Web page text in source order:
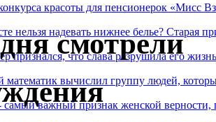
красоты для пенсионерок «Мисс
нельзя надевать нижнее белье? Старая
признался, что слава разрушила его
математик вычислил группу людей,
самый важный признак женской
смотрели